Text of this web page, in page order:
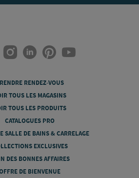
RENDEZ-VOUS
TOUS LES MAGASINS
TOUS LES PRODUITS
CATALOGUES PRO
SALLE DE BAINS & CARRELAGE
EXCLUSIVES
DES BONNES AFFAIRES
DE BIENVENUE